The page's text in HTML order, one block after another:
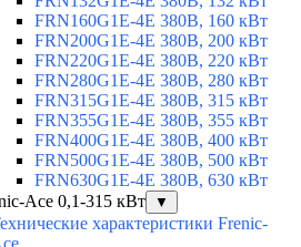
FRN160G1E-4E 380В, 160 кВт
FRN200G1E-4E 380В, 200 кВт
FRN220G1E-4E 380В, 220 кВт
FRN280G1E-4E 380В, 280 кВт
FRN315G1E-4E 380В, 315 кВт
FRN355G1E-4E 380В, 355 кВт
FRN400G1E-4E 380В, 400 кВт
FRN500G1E-4E 380В, 500 кВт
FRN630G1E-4E 380В, 630 кВт
Ace 0,1-315 кВт
▼
характеристики Frenic-